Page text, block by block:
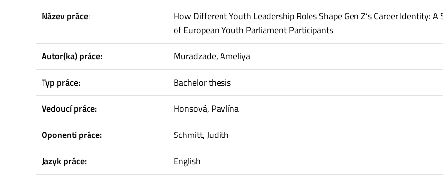
Název práce:
How Different Youth Leadership Roles Shape Gen Z’s Career Identity: A
of European Youth Parliament Participants
Autor(ka) práce:
Muradzade, Ameliya
Typ práce:
Bachelor thesis
Vedoucí práce:
Honsová, Pavlína
Oponenti práce:
Schmitt, Judith
Jazyk práce:
English